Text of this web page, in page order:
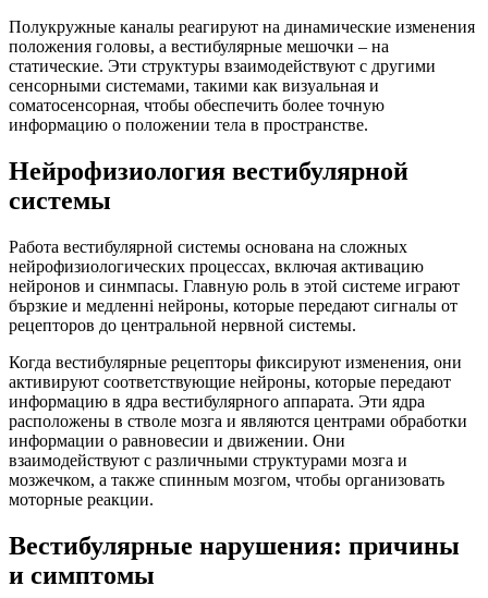
Полукружные каналы реагируют на динамические изменения
положения головы, а вестибулярные мешочки – на
статические. Эти структуры взаимодействуют с другими
сенсорными системами, такими как визуальная и
соматосенсорная, чтобы обеспечить более точную
информацию о положении тела в пространстве.
Нейрофизиология вестибулярной
системы
Работа вестибулярной системы основана на сложных
нейрофизиологических процессах, включая активацию
нейронов и синмпасы. Главную роль в этой системе играют
бързкие и медленні нейроны, которые передают сигналы от
рецепторов до центральной нервной системы.
Когда вестибулярные рецепторы фиксируют изменения, они
активируют соответствующие нейроны, которые передают
информацию в ядра вестибулярного аппарата. Эти ядра
расположены в стволе мозга и являются центрами обработки
информации о равновесии и движении. Они
взаимодействуют с различными структурами мозга и
мозжечком, а также спинным мозгом, чтобы организовать
моторные реакции.
Вестибулярные нарушения: причины
и симптомы